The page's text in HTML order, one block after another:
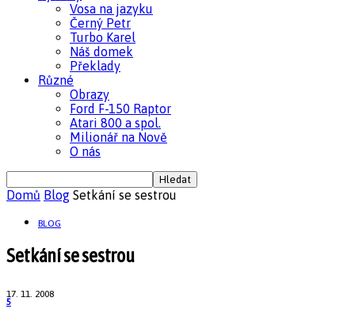
Vosa na jazyku
Černý Petr
Turbo Karel
Náš domek
Překlady
Různé
Obrazy
Ford F-150 Raptor
Atari 800 a spol.
Milionář na Nově
O nás
Domů Blog Setkání se sestrou
BLOG
Setkání se sestrou
17. 11. 2008
5